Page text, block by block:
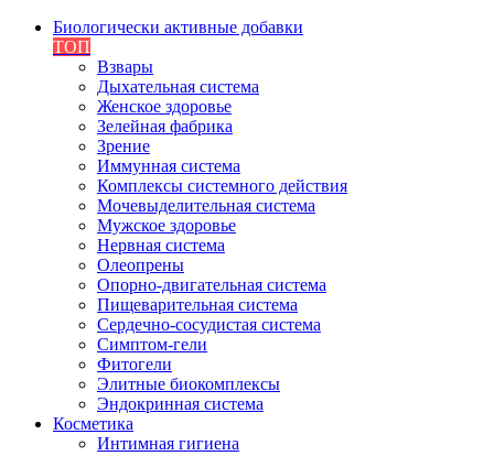
Биологически активные добавки
ТОП
Взвары
Дыхательная система
Женское здоровье
Зелейная фабрика
Зрение
Иммунная система
Комплексы системного действия
Мочевыделительная система
Мужское здоровье
Нервная система
Олеопрены
Опорно-двигательная система
Пищеварительная система
Сердечно-сосудистая система
Симптом-гели
Фитогели
Элитные биокомплексы
Эндокринная система
Косметика
Интимная гигиена